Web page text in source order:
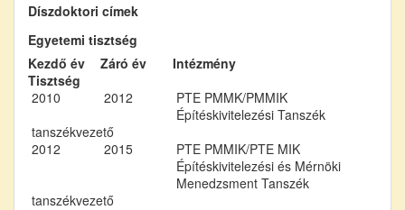
Díszdoktori címek
Egyetemi tisztség
Kezdő év
Záró év
Intézmény
Tisztség
2010
2012
PTE PMMK/PMMIK
Építéskivitelezési Tanszék
tanszékvezető
2012
2015
PTE PMMIK/PTE MIK
Építéskivitelezési és Mérnöki
Menedzsment Tanszék
tanszékvezető